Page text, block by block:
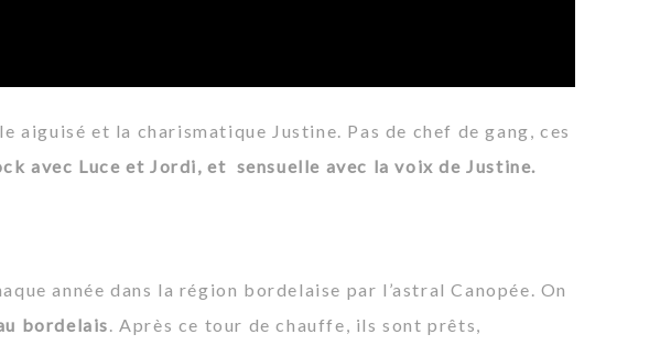
aiguisé et la charismatique Justine. Pas de chef de gang, ces
avec Luce et Jordi, et sensuelle avec la voix de Justine.
année dans la région bordelaise par l’astral Canopée. On
bordelais. Après ce tour de chauffe, ils sont prêts,